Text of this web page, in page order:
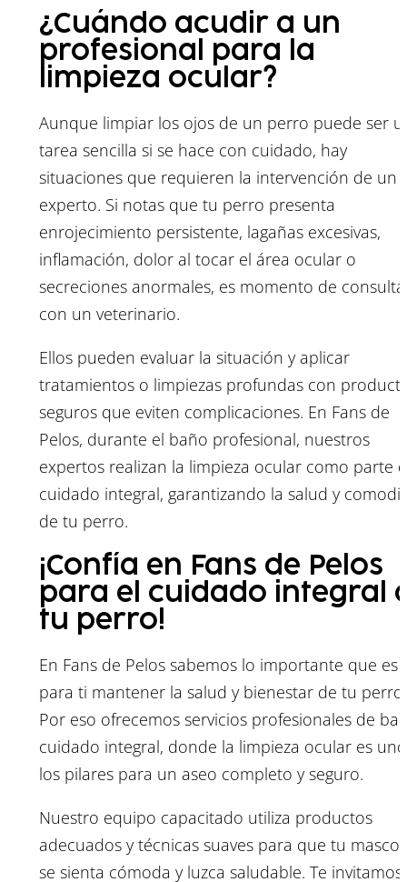
¿Cuándo acudir a un
profesional para la
limpieza ocular?
Aunque limpiar los ojos de un perro puede ser
tarea sencilla si se hace con cuidado, hay
situaciones que requieren la intervención de un
experto. Si notas que tu perro presenta
enrojecimiento persistente, lagañas excesivas,
inflamación, dolor al tocar el área ocular o
secreciones anormales, es momento de
con un veterinario.
Ellos pueden evaluar la situación y aplicar
tratamientos o limpiezas profundas con
seguros que eviten complicaciones. En Fans de
Pelos, durante el baño profesional, nuestros
expertos realizan la limpieza ocular como parte
cuidado integral, garantizando la salud y
de tu perro.
¡Confía en Fans de Pelos
para el cuidado integral
tu perro!
En Fans de Pelos sabemos lo importante que es
para ti mantener la salud y bienestar de tu perro.
Por eso ofrecemos servicios profesionales de
cuidado integral, donde la limpieza ocular es
los pilares para un aseo completo y seguro.
Nuestro equipo capacitado utiliza productos
adecuados y técnicas suaves para que tu
se sienta cómoda y luzca saludable. Te invitamos